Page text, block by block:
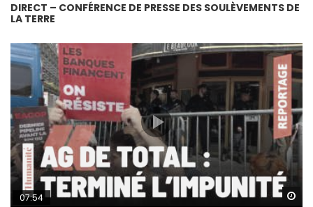
DIRECT – CONFÉRENCE DE PRESSE DES SOULÈVEMENTS DE
LA TERRE
07:54